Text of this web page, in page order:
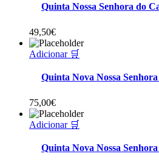
Quinta Nossa Senhora do
49,50€
Adicionar 🛒
Quinta Nova Nossa
75,00€
Adicionar 🛒
Quinta Nova Nossa